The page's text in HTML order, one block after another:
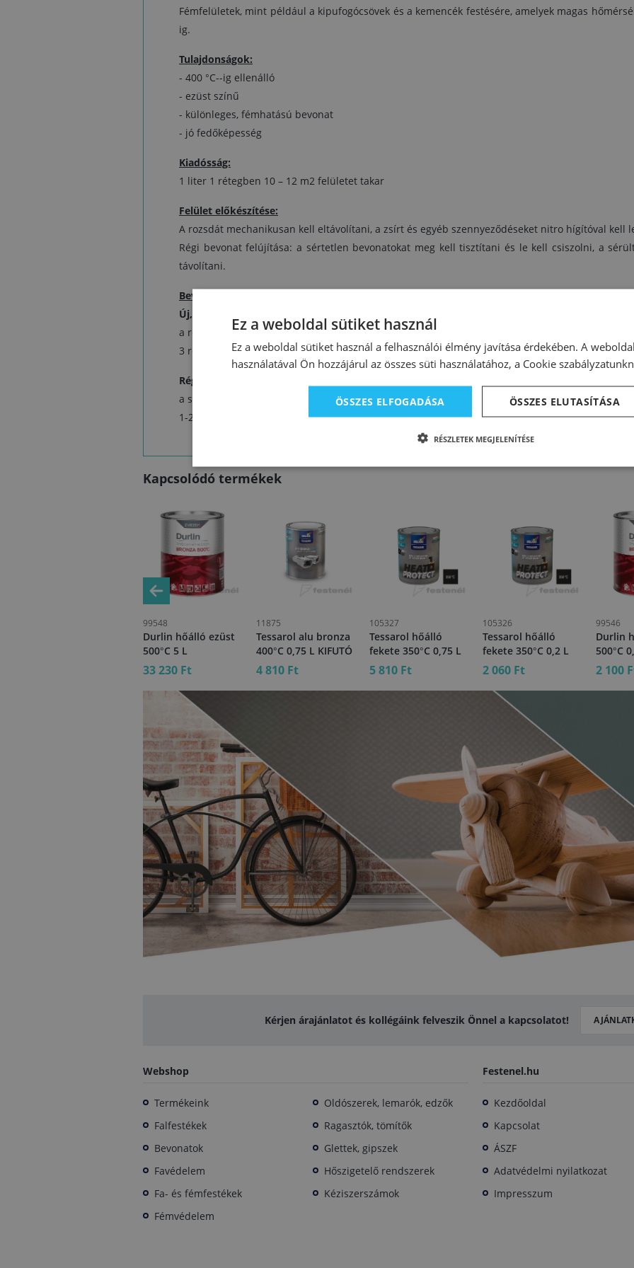
Régi bevonatok felújítása esetén:
a sérült bevonatok tisztítás, csiszolása és eltávolítása
Fémfelületek, mint például a kipufogócsövek és a kemencék festésére, amelyek magas
ig.
Tulajdonságok:
- 400 °C--ig ellenálló
- ezüst színű
- különleges, fémhatású bevonat
- jó fedőképesség
Kiadósság:
1 liter 1 rétegben 10 – 12 m2 felületet takar
Felület előkészítése:
A rozsdát mechanikusan kell eltávolítani, a zsírt és egyéb szennyeződéseket nitro hígítóval kell
Régi bevonat felújítása: a sértetlen bevonatokat meg kell tisztítani és le kell csiszolni, a
távolítani.
Bevonatrendszerek:
Új, még nem festett felület esetén:
a rozsdát és szennyeződéseket el kell távolítani
3 réteg Tessarol Alu bronza 400°C
Régi bevonatok felújítása esetén:
a sérült bevonatok tisztítás, csiszolása és eltávolítása
1-2 réteg réteg Tessarol Alu bronza 400°C
Kapcsolódó termékek
99548
Durlin hőálló ezüst
500°C 5 L
33 230 Ft
11875
Tessarol alu bronza
400°C 0,75 L KIFUTÓ
4 810 Ft
105327
Tessarol hőálló
fekete 350°C 0,75 L
5 810 Ft
105326
Tessarol hőálló
fekete 350°C 0,2 L
2 060 Ft
99546
Durlin
500°C
2 100
Kérjen árajánlatot és kollégáink felveszik Önnel a kapcsolatot!
Webshop
Termékeink
Falfestékek
Bevonatok
Favédelem
Fa- és fémfestékek
Fémvédelem
Oldószerek, lemarók, edzők
Ragasztók, tömítők
Glettek, gipszek
Hőszigetelő rendszerek
Kéziszerszámok
Festenel.hu
Kezdőoldal
Kapcsolat
ÁSZF
Adatvédelmi nyilatkozat
Impresszum
Ez a weboldal sütiket használ
Ez a weboldal sütiket használ a felhasználói élmény javítása érdekében. A
használatával Ön hozzájárul az összes süti használatához, a Cookie
ÖSSZES ELFOGADÁSA ÖSSZES ELUTASÍTÁSA
RÉSZLETEK MEGJELENÍTÉSE